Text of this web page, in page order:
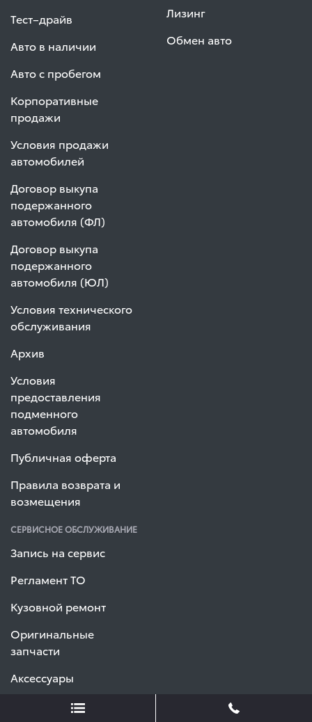
Тест–драйв
Авто в наличии
Авто с пробегом
Корпоративные
продажи
Условия продажи
автомобилей
Договор выкупа
подержанного
автомобиля (ФЛ)
Договор выкупа
подержанного
автомобиля (ЮЛ)
Условия технического
обслуживания
Архив
Условия
предоставления
подменного
автомобиля
Публичная оферта
Правила возврата и
возмещения
Лизинг
Обмен авто
СЕРВИСНОЕ ОБСЛУЖИВАНИЕ
Запись на сервис
Регламент ТО
Кузовной ремонт
Оригинальные
запчасти
Аксессуары